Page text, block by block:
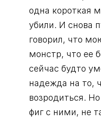
одна короткая
убили. И снова
говорил, что
монстр, что ее
сейчас будто
надежда на то,
возродиться.
фиг с ними, не